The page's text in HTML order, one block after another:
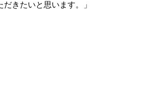
きたいと思います。」